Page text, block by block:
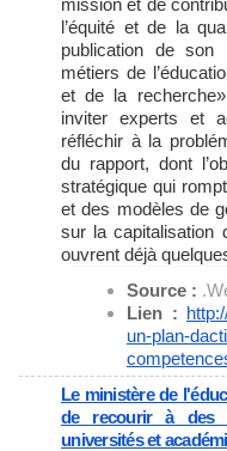
mission et de
l’équité et de la
publication de son
métiers de
et de la
inviter experts et
réfléchir à la
du rapport, dont
stratégique qui
et des modèles de
sur la capitalisation
ouvrent déjà
Source :
Lien :
un-plan-
Le ministère de
de recourir à des
universités et